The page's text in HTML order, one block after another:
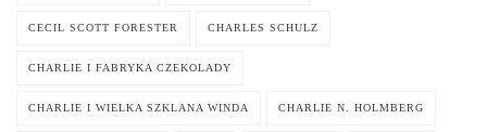
CECIL SCOTT FORESTER CHARLES SCHULZ
CHARLIE I FABRYKA CZEKOLADY
CHARLIE I WIELKA SZKLANA WINDA CHARLIE N. HOLMBERG